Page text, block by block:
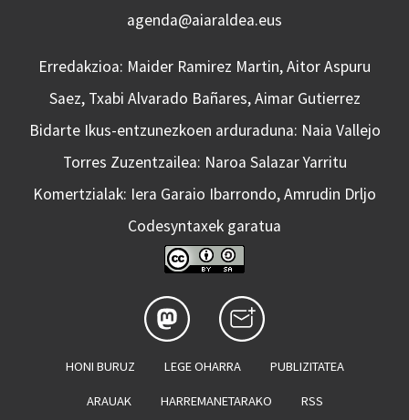
agenda@aiaraldea.eus
Erredakzioa: Maider Ramirez Martin, Aitor Aspuru
Saez, Txabi Alvarado Bañares, Aimar Gutierrez
Bidarte Ikus-entzunezkoen arduraduna: Naia Vallejo
Torres Zuzentzailea: Naroa Salazar Yarritu
Komertzialak: Iera Garaio Ibarrondo, Amrudin Drljo
Codesyntaxek garatua
HONI BURUZ LEGE OHARRA PUBLIZITATEA
ARAUAK HARREMANETARAKO RSS